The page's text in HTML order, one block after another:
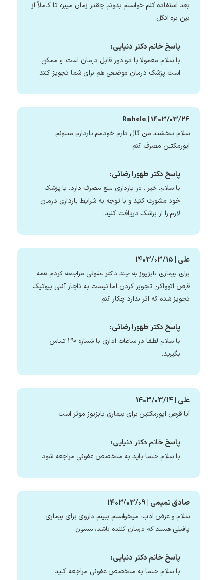
بعد استفاده کنم خواستم بدونم چقدر زمان میبره تا کاملاً از
بین بره انگل
پاسخ خانم دکتر دنیایی:
با سلام معمولا با دو دوز قابل درمان است. و ممکن
است پزشک درمان موضعی هم برای شما تجویز کنند
Rahele | 1403/03/26
سلام ببخشید من گال دارم خودمم باردارم میتونم
ایورمکتین مصرف کنم
پاسخ دکتر طهورا رضائی:
با سلام. خیر . در بارداری منع مصرف دارد. با پزشک
خود مشورت کنید و با توجه به شرایط بارداری درمان
لازم را از پزشک دریافت کنید.
علی | 1403/03/15
برای بیماری بابزیوز به چند دکتر عفونی مراجعه کردم همه
قرص اتوواکن تجویز کردن اما نیست به ناچار آنتی بیوتیک
تجویز شده که اثر ندارد چکار کنم
پاسخ دکتر طهورا رضائی:
با سلام لطفا در ساعات اداری با شماره 190 تماس
بگیرید.
علی | 1403/03/14
آیا قرص ایورمکتین برای بیماری بابزیوز موثر است
پاسخ خانم دکتر دنیایی:
با سلام حتما باید به متخصص عفونی مراجعه شود
صادق تمیمی | 1403/03/09
سلام و عرض ادب، میخواستم ببینم داروی برای بیماری
پافیلی هستد که درمان کننده باشد، ممنون
پاسخ خانم دکتر دنیایی:
با سلام حتما به متخصص عفونی مراجعه کنید